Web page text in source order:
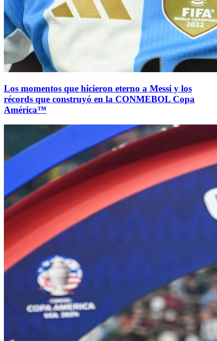
Los momentos que hicieron eterno a Messi y los
récords que construyó en la CONMEBOL Copa
América™